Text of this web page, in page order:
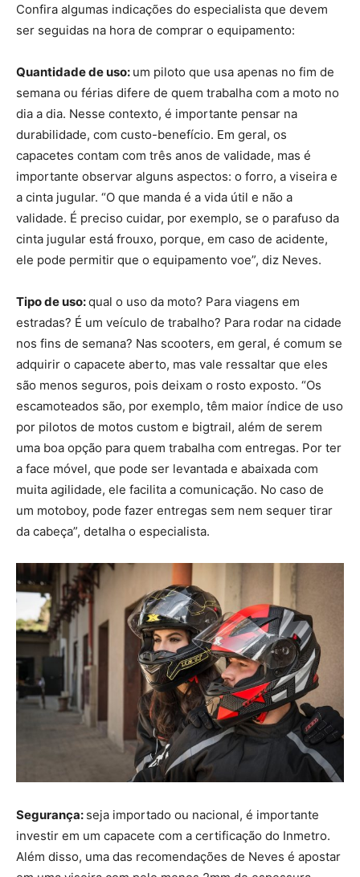
Confira algumas indicações do especialista que devem
ser seguidas na hora de comprar o equipamento:
Quantidade de uso: um piloto que usa apenas no fim de
semana ou férias difere de quem trabalha com a moto no
dia a dia. Nesse contexto, é importante pensar na
durabilidade, com custo-benefício. Em geral, os
capacetes contam com três anos de validade, mas é
importante observar alguns aspectos: o forro, a viseira e
a cinta jugular. “O que manda é a vida útil e não a
validade. É preciso cuidar, por exemplo, se o parafuso da
cinta jugular está frouxo, porque, em caso de acidente,
ele pode permitir que o equipamento voe”, diz Neves.
Tipo de uso:qual o uso da moto? Para viagens em
estradas? É um veículo de trabalho? Para rodar na cidade
nos fins de semana? Nas scooters, em geral, é comum se
adquirir o capacete aberto, mas vale ressaltar que eles
são menos seguros, pois deixam o rosto exposto. “Os
escamoteados são, por exemplo, têm maior índice de uso
por pilotos de motos custom e bigtrail, além de serem
uma boa opção para quem trabalha com entregas. Por ter
a face móvel, que pode ser levantada e abaixada com
muita agilidade, ele facilita a comunicação. No caso de
um motoboy, pode fazer entregas sem nem sequer tirar
da cabeça”, detalha o especialista.
Segurança: seja importado ou nacional, é importante
investir em um capacete com a certificação do Inmetro.
Além disso, uma das recomendações de Neves é apostar